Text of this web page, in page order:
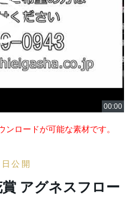
ロードが可能な素材です。
公開
アグネスフロー